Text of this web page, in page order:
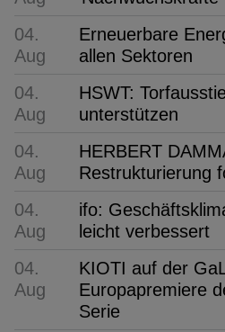
04.
Aug
Erneuerbare
allen Sektoren
04.
Aug
HSWT:
unterstützen
04.
Aug
HERBERT
Restrukturierung
04.
Aug
ifo:
leicht verbessert
04.
Aug
KIOTI auf der
Europapremiere
Serie